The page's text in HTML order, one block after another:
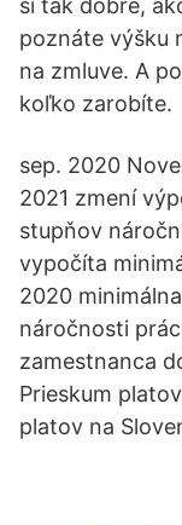
si tak dobre,
poznáte výšku
na zmluve. A
koľko zarobíte.
sep. 2020
2021 zmení
stupňov
vypočíta
2020
náročnosti
zamestnanca
Prieskum
platov na